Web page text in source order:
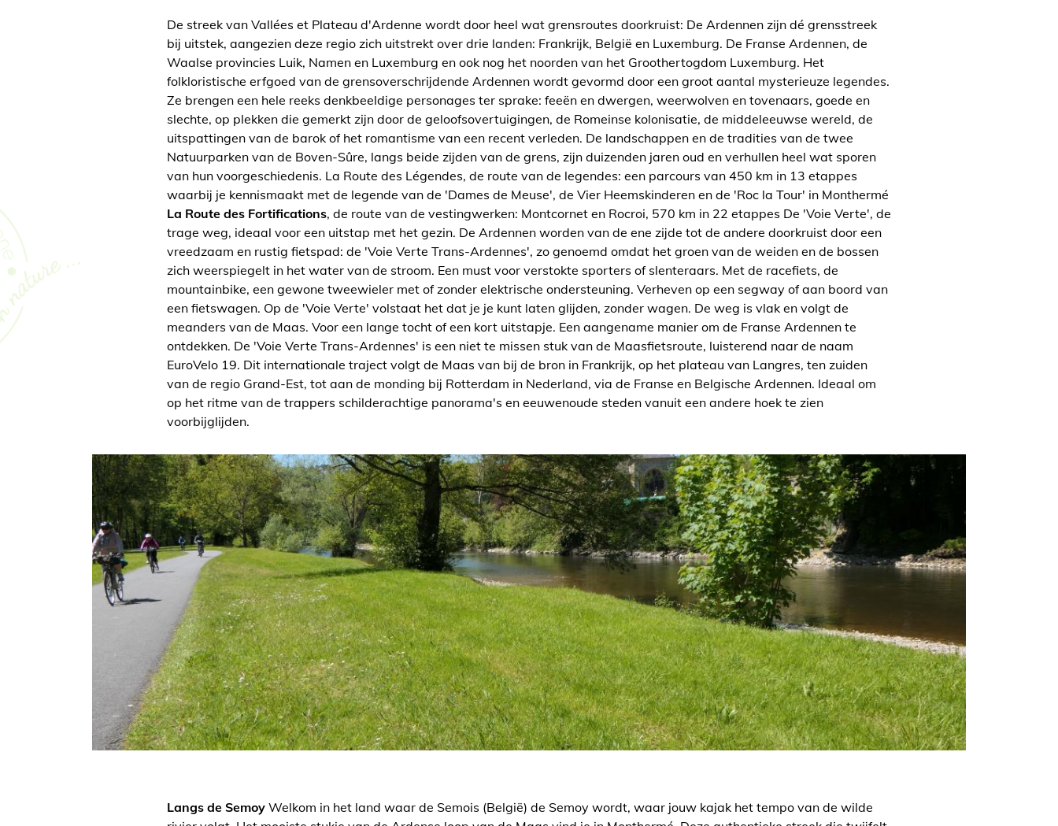
De streek van Vallées et Plateau d'Ardenne wordt door heel wat grensroutes doorkruist: De Ardennen zijn dé grensstreek
bij uitstek, aangezien deze regio zich uitstrekt over drie landen: Frankrijk, België en Luxemburg. De Franse Ardennen, de
Waalse provincies Luik, Namen en Luxemburg en ook nog het noorden van het Groothertogdom Luxemburg. Het
folkloristische erfgoed van de grensoverschrijdende Ardennen wordt gevormd door een groot aantal mysterieuze legendes.
Ze brengen een hele reeks denkbeeldige personages ter sprake: feeën en dwergen, weerwolven en tovenaars, goede en
slechte, op plekken die gemerkt zijn door de geloofsovertuigingen, de Romeinse kolonisatie, de middeleeuwse wereld, de
uitspattingen van de barok of het romantisme van een recent verleden. De landschappen en de tradities van de twee
Natuurparken van de Boven-Sûre, langs beide zijden van de grens, zijn duizenden jaren oud en verhullen heel wat sporen
van hun voorgeschiedenis. La Route des Légendes, de route van de legendes: een parcours van 450 km in 13 etappes
waarbij je kennismaakt met de legende van de 'Dames de Meuse', de Vier Heemskinderen en de 'Roc la Tour' in Monthermé
La Route des Fortifications, de route van de vestingwerken: Montcornet en Rocroi, 570 km in 22 etappes De 'Voie Verte', de
trage weg, ideaal voor een uitstap met het gezin. De Ardennen worden van de ene zijde tot de andere doorkruist door een
vreedzaam en rustig fietspad: de 'Voie Verte Trans-Ardennes', zo genoemd omdat het groen van de weiden en de bossen
zich weerspiegelt in het water van de stroom. Een must voor verstokte sporters of slenteraars. Met de racefiets, de
mountainbike, een gewone tweewieler met of zonder elektrische ondersteuning. Verheven op een segway of aan boord van
een fietswagen. Op de 'Voie Verte' volstaat het dat je je kunt laten glijden, zonder wagen. De weg is vlak en volgt de
meanders van de Maas. Voor een lange tocht of een kort uitstapje. Een aangename manier om de Franse Ardennen te
ontdekken. De 'Voie Verte Trans-Ardennes' is een niet te missen stuk van de Maasfietsroute, luisterend naar de naam
EuroVelo 19. Dit internationale traject volgt de Maas van bij de bron in Frankrijk, op het plateau van Langres, ten zuiden
van de regio Grand-Est, tot aan de monding bij Rotterdam in Nederland, via de Franse en Belgische Ardennen. Ideaal om
op het ritme van de trappers schilderachtige panorama's en eeuwenoude steden vanuit een andere hoek te zien
voorbijglijden.
Langs de SemoyWelkom in het land waar de Semois (België) de Semoy wordt, waar jouw kajak het tempo van de wilde